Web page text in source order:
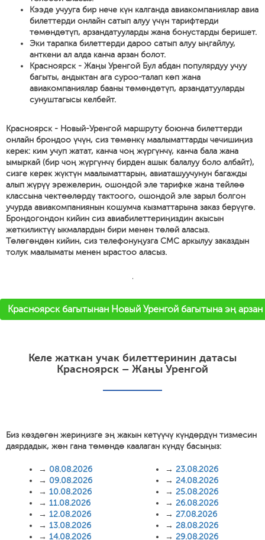
Кээде учууга бир нече күн калганда авиакомпаниялар авиа
билеттерди онлайн сатып алуу үчүн тарифтерди
төмөндөтүп, арзандатууларды жана бонустарды беришет.
Эки тарапка билеттерди дароо сатып алуу ыңгайлуу,
анткени ал алда канча арзан болот.
Красноярск - Жаңы Уренгой Бул абдан популярдуу учуу
багыты, андыктан ага суроо-талап көп жана
авиакомпаниялар бааны төмөндөтүп, арзандатууларды
сунуштагысы келбейт.
Красноярск - Новый-Уренгой маршруту боюнча билеттерди
онлайн брондоо үчүн, сиз төмөнкү маалыматтарды чечишиңиз
керек: ким учуп жатат, канча чоң жүргүнчү, канча бала жана
ымыркай (бир чоң жүргүнчү бирден ашык балалуу боло албайт),
сизге керек жүктүн маалыматтарын, авиаташуучунун багажды
алып жүрүү эрежелерин, ошондой эле тарифке жана тейлөө
классына чектөөлөрдү тактоого, ошондой эле зарыл болгон
учурда авиакомпаниянын кошумча кызматтарына заказ берүүгө.
Брондогондон кийин сиз авиабилеттериңиздин акысын
жеткиликтүү ыкмалардын бири менен төлөй аласыз.
Төлөгөндөн кийин, сиз телефонуңузга СМС аркылуу заказдын
толук маалыматы менен ырастоо аласыз.
'
Красноярск багытынан Новый Уренгой багытына эң
Келе жаткан учак билеттеринин датасы
Красноярск – Жаңы Уренгой
Биз көздөгөн жериңизге эң жакын кетүүчү күндөрдүн тизмесин
даярдадык, жөн гана төмөндө каалаган күндү басыңыз:
→ 08.08.2026
→ 09.08.2026
→ 10.08.2026
→ 11.08.2026
→ 12.08.2026
→ 13.08.2026
→ 14.08.2026
→ 23.08.2026
→ 24.08.2026
→ 25.08.2026
→ 26.08.2026
→ 27.08.2026
→ 28.08.2026
→ 29.08.2026